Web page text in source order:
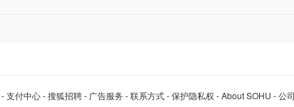
-支付中心-搜狐招聘- 广告服务 -联系方式-保护隐私权 -About SOHU -公